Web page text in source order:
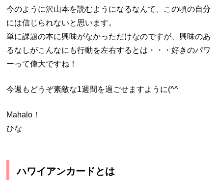
今のように沢山本を読むようになるなんて、この頃の自分
には信じられないと思います。
単に課題の本に興味がなかっただけなのですが、興味のあ
るなしがこんなにも行動を左右するとは・・・好きのパワ
ーって偉大ですね！
今週もどうぞ素敵な1週間を過ごせますように(^^
Mahalo！
ひな
ハワイアンカードとは